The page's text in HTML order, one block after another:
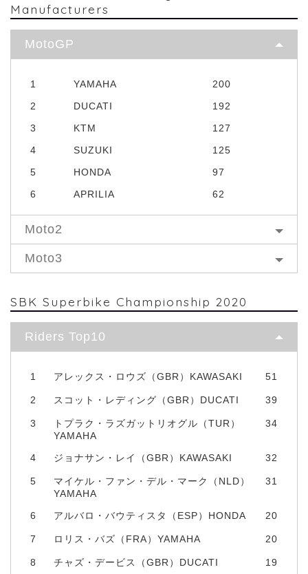
Manufacturers
MotoGP
1 YAMAHA
200
2
DUCATI
192
3
KTM
127
4
SUZUKI
125
5
HONDA
97
6
APRILIA 62
Moto2
Moto3
SBK Superbike Championship 2020
Riders Top10
1 アレックス・ロウズ（GBR）KAWASAKI 51
2 スコット・レディング（GBR）DUCATI 39
3
トプラク・ラズガットリオグル（TUR）
YAMAHA
34
4 ジョナサン・レイ（GBR）KAWASAKI 32
5
マイケル・ファン・デル・マーク（NLD）
YAMAHA
31
6 アルバロ・バウティスタ（ESP）HONDA 20
7 ロリス・バズ（FRA）YAMAHA 20
8 チャズ・デービス（GBR）DUCATI 19